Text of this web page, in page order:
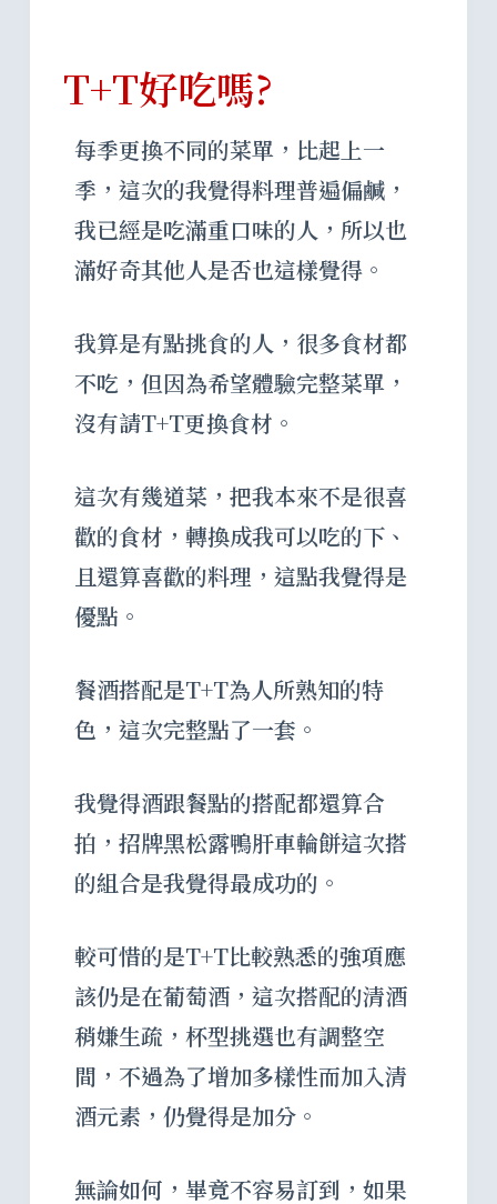
T+T好吃嗎?
每季更換不同的菜單，比起上一
季，這次的我覺得料理普遍偏鹹，
我已經是吃滿重口味的人，所以也
滿好奇其他人是否也這樣覺得。
我算是有點挑食的人，很多食材都
不吃，但因為希望體驗完整菜單，
沒有請T+T更換食材。
這次有幾道菜，把我本來不是很喜
歡的食材，轉換成我可以吃的下、
且還算喜歡的料理，這點我覺得是
優點。
餐酒搭配是T+T為人所熟知的特
色，這次完整點了一套。
我覺得酒跟餐點的搭配都還算合
拍，招牌黑松露鴨肝車輪餅這次搭
的組合是我覺得最成功的。
較可惜的是T+T比較熟悉的強項應
該仍是在葡萄酒，這次搭配的清酒
稍嫌生疏，杯型挑選也有調整空
間，不過為了增加多樣性而加入清
酒元素，仍覺得是加分。
無論如何，畢竟不容易訂到，如果